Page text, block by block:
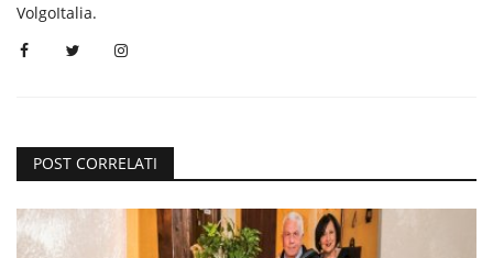
VolgoItalia.
POST CORRELATI